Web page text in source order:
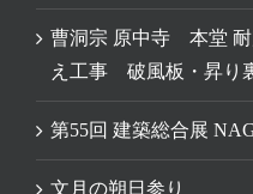
曹洞宗 原中寺 本堂 耐
え工事 破風板・昇
第55回 建築総合展
文月の朔日参り